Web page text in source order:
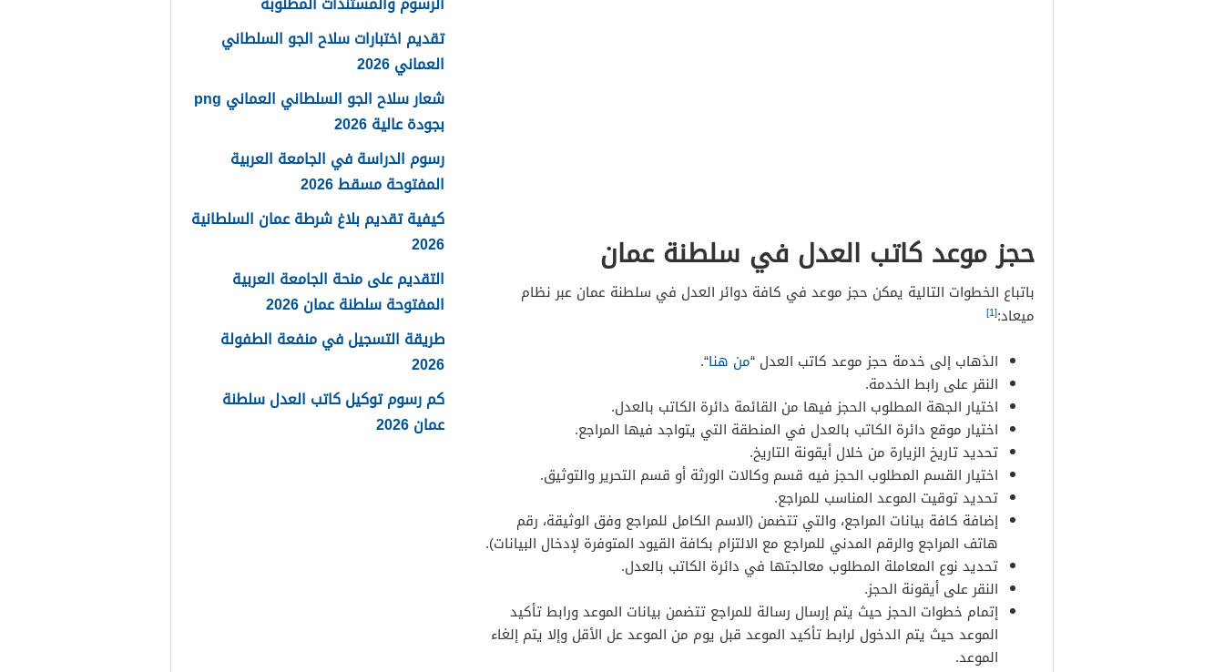
حجز موعد كاتب العدل في سلطنة عمان
باتباع الخطوات التالية يمكن حجز موعد في كافة دوائر العدل في سلطنة عمان عبر نظام
ميعاد:[1]
الذهاب إلى خدمة حجز موعد كاتب العدل “من هنا“.
النقر على رابط الخدمة.
اختيار الجهة المطلوب الحجز فيها من القائمة دائرة الكاتب بالعدل.
اختيار موقع دائرة الكاتب بالعدل في المنطقة التي يتواجد فيها المراجع.
تحديد تاريخ الزيارة من خلال أيقونة التاريخ.
اختيار القسم المطلوب الحجز فيه قسم وكالات الورثة أو قسم التحرير والتوثيق.
تحديد توقيت الموعد المناسب للمراجع.
إضافة كافة بيانات المراجع، والتي تتضمن (الاسم الكامل للمراجع وفق الوثيقة، رقم
هاتف المراجع والرقم المدني للمراجع مع الالتزام بكافة القيود المتوفرة لإدخال البيانات).
تحديد نوع المعاملة المطلوب معالجتها في دائرة الكاتب بالعدل.
النقر على أيقونة الحجز.
إتمام خطوات الحجز حيث يتم إرسال رسالة للمراجع تتضمن بيانات الموعد ورابط تأكيد
الموعد حيث يتم الدخول لرابط تأكيد الموعد قبل يوم من الموعد عل الأقل وإلا يتم إلغاء
الموعد.
تقديم اختبارات سلاح الجو السلطاني
العماني 2026
شعار سلاح الجو السلطاني العماني png
بجودة عالية 2026
رسوم الدراسة في الجامعة العربية
المفتوحة مسقط 2026
كيفية تقديم بلاغ شرطة عمان السلطانية
2026
التقديم على منحة الجامعة العربية
المفتوحة سلطنة عمان 2026
طريقة التسجيل في منفعة الطفولة
2026
كم رسوم توكيل كاتب العدل سلطنة
عمان 2026